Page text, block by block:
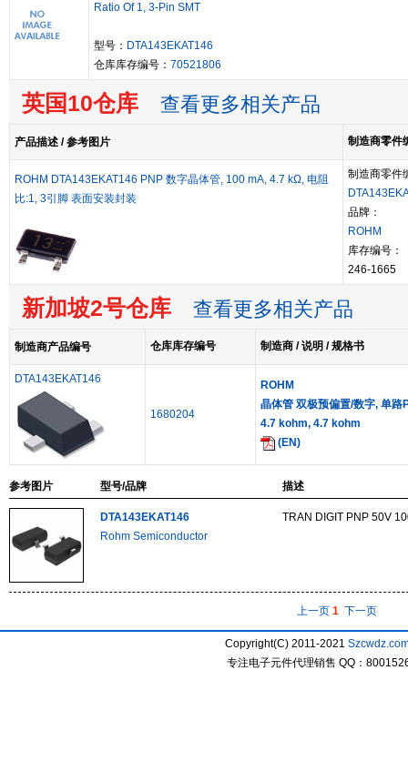
Ratio Of 1, 3-Pin SMT
型号： DTA143EKAT146
仓库库存编号： 70521806
英国10仓库 查看更多相关产品
产品描述 / 参考图片 制造商零件
ROHM DTA143EKAT146 PNP 数字晶体管, 100 mA, 4.7 kΩ, 电阻
比:1, 3引脚 表面安装封装
制造商零件
品牌：
ROHM
库存编号：
246-1665
新加坡2号仓库 查看更多相关产品
制造商产品编号 仓库库存编号 制造商 / 说明 / 规格书
DTA143EKAT146
1680204
ROHM
晶体管 双极预偏置/数字, 单路
4.7 kohm, 4.7 kohm
(EN)
参考图片 型号/品牌 描述
DTA143EKAT146
Rohm Semiconductor
TRAN DIGIT PNP 50V
上一页 1 下一页
Copyright(C) 2011-2021
专注电子元件代理销售 QQ：